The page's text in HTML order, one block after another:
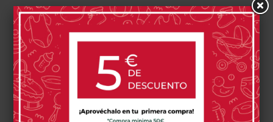
LOS CLIENTES QUE ADQUIRIERON
ESTE PRODUCTO TAMBIÉN
COMPRARON: